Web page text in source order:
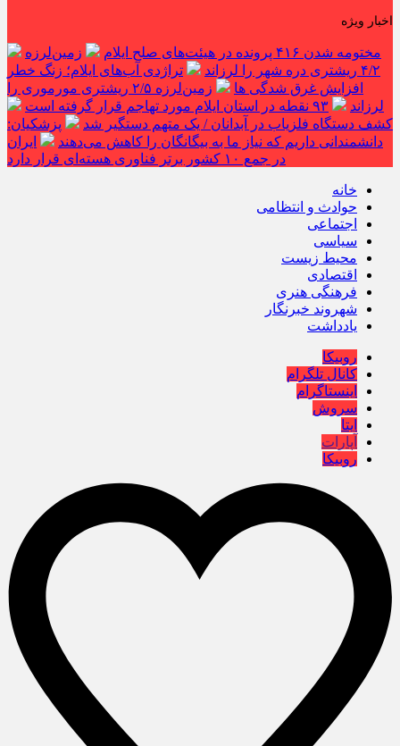
اخبار ویژه
مختومه شدن ۴۱۶ پرونده در هیئت‌های صلح ایلام
زمین‌لرزه
۴/۲ ریشتری دره شهر را لرزاند
تراژدی آب‌های ایلام؛ زنگ خطر
افزایش غرق شدگی ها
زمین‌لرزه ۲/۵ ریشتری مورموری را
لرزاند
۹۳ نقطه در استان ایلام مورد تهاجم قرار گرفته است
کشف دستگاه فلزیاب در آبدانان / یک متهم دستگیر شد
پزشکیان:
دانشمندانی داریم که نیاز ما به بیگانگان را کاهش می‌دهند
ایران
در جمع ۱۰ کشور برتر فناوری هسته‌ای قرار دارد
خانه
حوادث و انتظامی
اجتماعی
سیاسی
محیط زیست
اقتصادی
فرهنگی هنری
شهروند خبرنگار
یادداشت
روبیکا
کانال تلگرام
اینستاگرام
سروش
ایتا
آپارات
روبیکا